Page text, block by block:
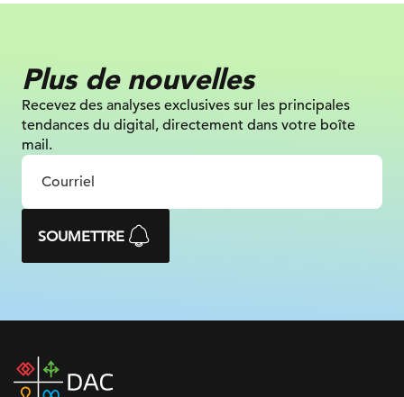
Plus de nouvelles
Recevez des analyses exclusives sur les principales
tendances du digital, directement dans votre boîte
mail.
SOUMETTRE
DAC